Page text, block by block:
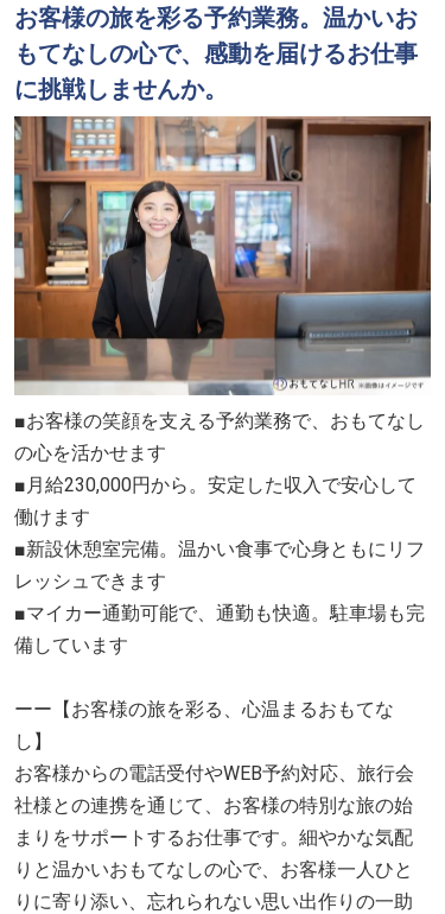
お客様の旅を彩る予約業務。温かいお
もてなしの心で、感動を届けるお仕事
に挑戦しませんか。
■お客様の笑顔を支える予約業務で、おもてなし
の心を活かせます
■月給230,000円から。安定した収入で安心して
働けます
■新設休憩室完備。温かい食事で心身ともにリフ
レッシュできます
■マイカー通勤可能で、通勤も快適。駐車場も完
備しています
ーー【お客様の旅を彩る、心温まるおもてな
し】
お客様からの電話受付やWEB予約対応、旅行会
社様との連携を通じて、お客様の特別な旅の始
まりをサポートするお仕事です。細やかな気配
りと温かいおもてなしの心で、お客様一人ひと
りに寄り添い、忘れられない思い出作りの一助